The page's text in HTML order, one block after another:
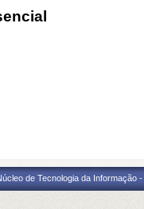
de Tecnologia da